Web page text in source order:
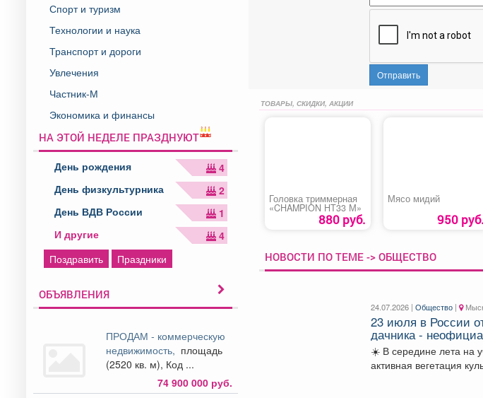
Спорт и туризм
Технологии и наука
Транспорт и дороги
Увлечения
Частник-М
Экономика и финансы
НА ЭТОЙ НЕДЕЛЕ ПРАЗДНУЮТ
День рождения
4
День физкультурника
2
День ВДВ России
1
И другие
4
Поздравить
Праздники
ОБЪЯВЛЕНИЯ
ПРОДАМ - коммерческую
недвижимость, площадь
(2520 кв. м), Код ...
74 900 000 руб.
Отправить
ТОВАРЫ, СКИДКИ, АКЦИИ
Головка триммерная
«CHAMPION HT33 М»
880 руб.
Мясо мидий
950 руб.
НОВОСТИ ПО ТЕМЕ -> ОБЩЕСТВО
24.07.2026 |Общество |
23 июля в России
дачника -
народную дату,
жителей страны
☀️ В середине лета на
активная вегетация